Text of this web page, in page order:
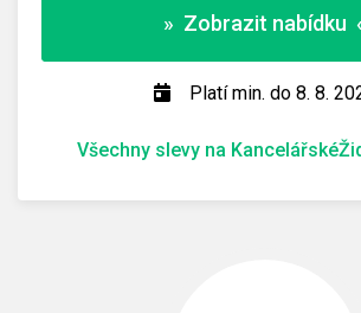
» Zobrazit nabídku
Platí min. do 8. 8.
Všechny slevy na